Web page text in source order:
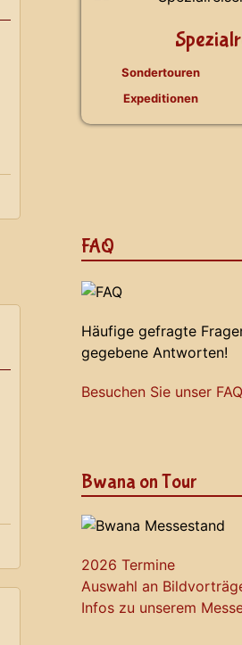
Sondertouren
Expeditionen
FAQ
Häufige gefragte
gegebene Antworten!
Besuchen Sie unser FAQ
Bwana on Tour
2026 Termine
Auswahl an
Infos zu unserem